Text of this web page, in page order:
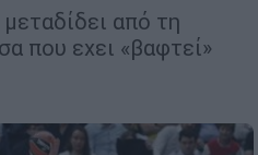
από τη
που εχει «βαφτεί»